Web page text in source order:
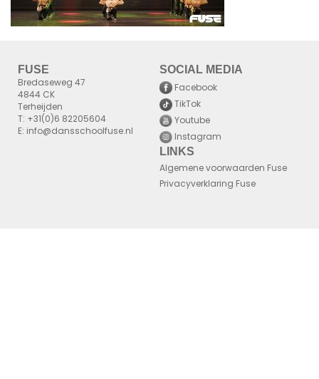
FUSE
Bredaseweg 47
4844 CK
Terheijden
T: +31(0)6 82205604
E: info@dansschoolfuse.nl
SOCIAL MEDIA
Facebook
TikTok
Youtube
Instagram
LINKS
Algemene voorwaarden Fuse
Privacyverklaring Fuse